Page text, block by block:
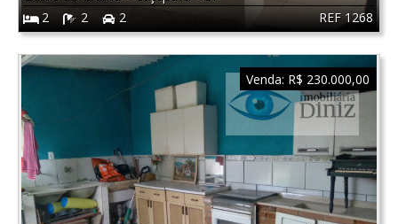
REF 1268
2
2 2
Venda: R$ 230.000,00